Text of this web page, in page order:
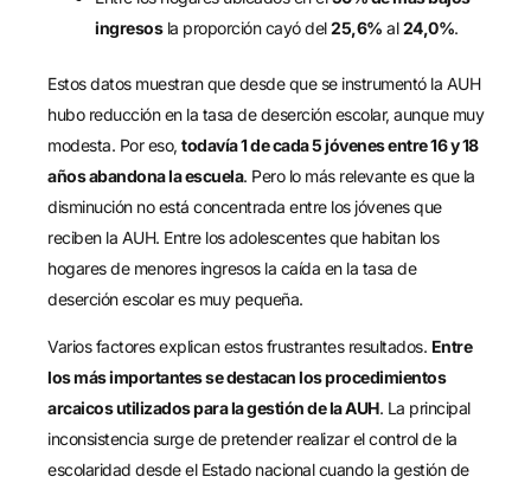
ingresosla proporción cayó del25,6% al24,0%.
Estos datos muestran que desde que se instrumentó la AUH
hubo reducción en la tasa de deserción escolar, aunque muy
modesta. Por eso, todavía 1 de cada 5 jóvenes entre 16 y 18
años abandona la escuela. Pero lo más relevante es que la
disminución no está concentrada entre los jóvenes que
reciben la AUH. Entre los adolescentes que habitan los
hogares de menores ingresos la caída en la tasa de
deserción escolar es muy pequeña.
Varios factores explican estos frustrantes resultados. Entre
los más importantes se destacan los procedimientos
arcaicos utilizados para la gestión de la AUH. La principal
inconsistencia surge de pretender realizar el control de la
escolaridad desde el Estado nacional cuando la gestión de